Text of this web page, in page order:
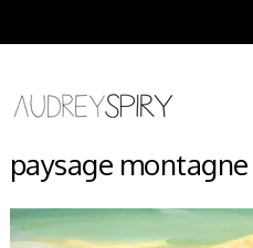
paysage montagne